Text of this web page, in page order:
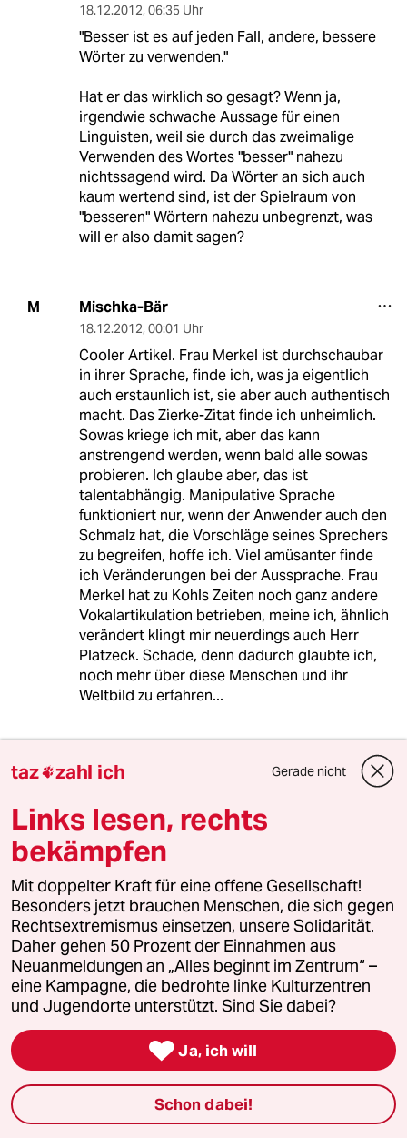
18.12.2012, 06:35 Uhr
"Besser ist es auf jeden Fall, andere, bessere
Wörter zu verwenden."
Hat er das wirklich so gesagt? Wenn ja,
irgendwie schwache Aussage für einen
Linguisten, weil sie durch das zweimalige
Verwenden des Wortes "besser" nahezu
nichtssagend wird. Da Wörter an sich auch
kaum wertend sind, ist der Spielraum von
"besseren" Wörtern nahezu unbegrenzt, was
will er also damit sagen?
M Mischka-Bär
18.12.2012, 00:01 Uhr
Cooler Artikel. Frau Merkel ist durchschaubar
in ihrer Sprache, finde ich, was ja eigentlich
auch erstaunlich ist, sie aber auch authentisch
macht. Das Zierke-Zitat finde ich unheimlich.
Sowas kriege ich mit, aber das kann
anstrengend werden, wenn bald alle sowas
probieren. Ich glaube aber, das ist
talentabhängig. Manipulative Sprache
funktioniert nur, wenn der Anwender auch den
Schmalz hat, die Vorschläge seines Sprechers
zu begreifen, hoffe ich. Viel amüsanter finde
ich Veränderungen bei der Aussprache. Frau
Merkel hat zu Kohls Zeiten noch ganz andere
Vokalartikulation betrieben, meine ich, ähnlich
verändert klingt mir neuerdings auch Herr
Platzeck. Schade, denn dadurch glaubte ich,
noch mehr über diese Menschen und ihr
Weltbild zu erfahren...
F friedbert
Ein weiter unangenehm faschistoid gefärbter
Begriff ist die "Herdprämie".
Aber wagt es ein Herr Haase auch
die FemistInnen und Arbeitgeber
anzuprangern.
Nein, denn er heißt Hase oder so ähnlich.
Und Hasen und Wissen und Hasen und Angst
sind ja im deutschen Sprachgebrauch auch
irgendwie
eindeutig verknüpft.
17.12.2012,19:51 Uhr
Eine Runde Mitleid und der Preis für die Nazi-
taz zahl ich Gerade nicht
Links lesen, rechts
bekämpfen
Mit doppelter Kraft für eine offene Gesellschaft!
Besonders jetzt brauchen Menschen, die sich gegen
Rechtsextremismus einsetzen, unsere Solidarität.
Daher gehen 50 Prozent der Einnahmen aus
Neuanmeldungen an „Alles beginnt im Zentrum“ –
eine Kampagne, die bedrohte linke Kulturzentren
und Jugendorte unterstützt. Sind Sie dabei?
 Ja, ich will
Schon dabei!